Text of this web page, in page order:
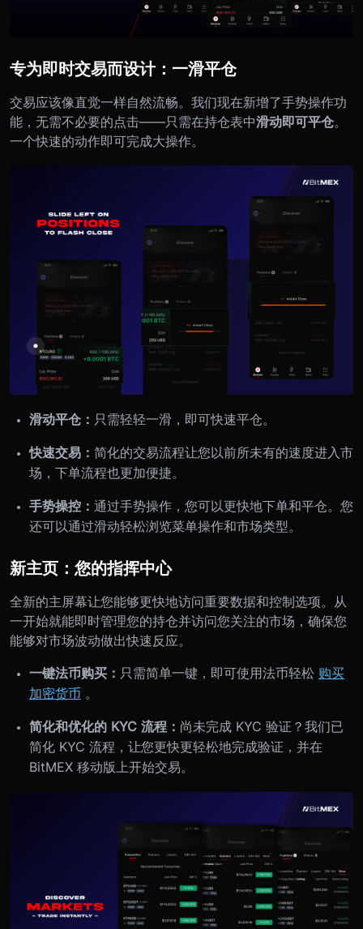
专为即时交易而设计：一滑平仓
交易应该像直觉一样自然流畅。我们现在新增了手势操作功
能，无需不必要的点击——只需在持仓表中滑动即可平仓。
一个快速的动作即可完成大操作。
滑动平仓： 只需轻轻一滑，即可快速平仓。
快速交易： 简化的交易流程让您以前所未有的速度进入市
场，下单流程也更加便捷。
手势操控： 通过手势操作，您可以更快地下单和平仓。您
还可以通过滑动轻松浏览菜单操作和市场类型。
新主页：您的指挥中心
全新的主屏幕让您能够更快地访问重要数据和控制选项。从
一开始就能即时管理您的持仓并访问您关注的市场，确保您
能够对市场波动做出快速反应。
一键法币购买： 只需简单一键，即可使用法币轻松 购买
加密货币 。
简化和优化的 KYC 流程： 尚未完成 KYC 验证？我们已
简化 KYC 流程，让您更快更轻松地完成验证，并在
BitMEX 移动版上开始交易。